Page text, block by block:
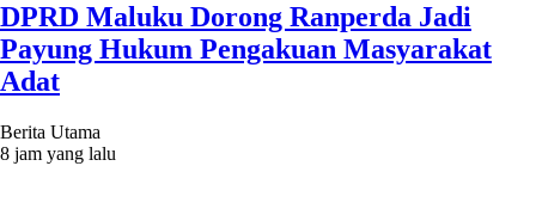
DPRD Maluku Dorong Ranperda Jadi
Payung Hukum Pengakuan Masyarakat
Adat
Berita Utama
8 jam yang lalu